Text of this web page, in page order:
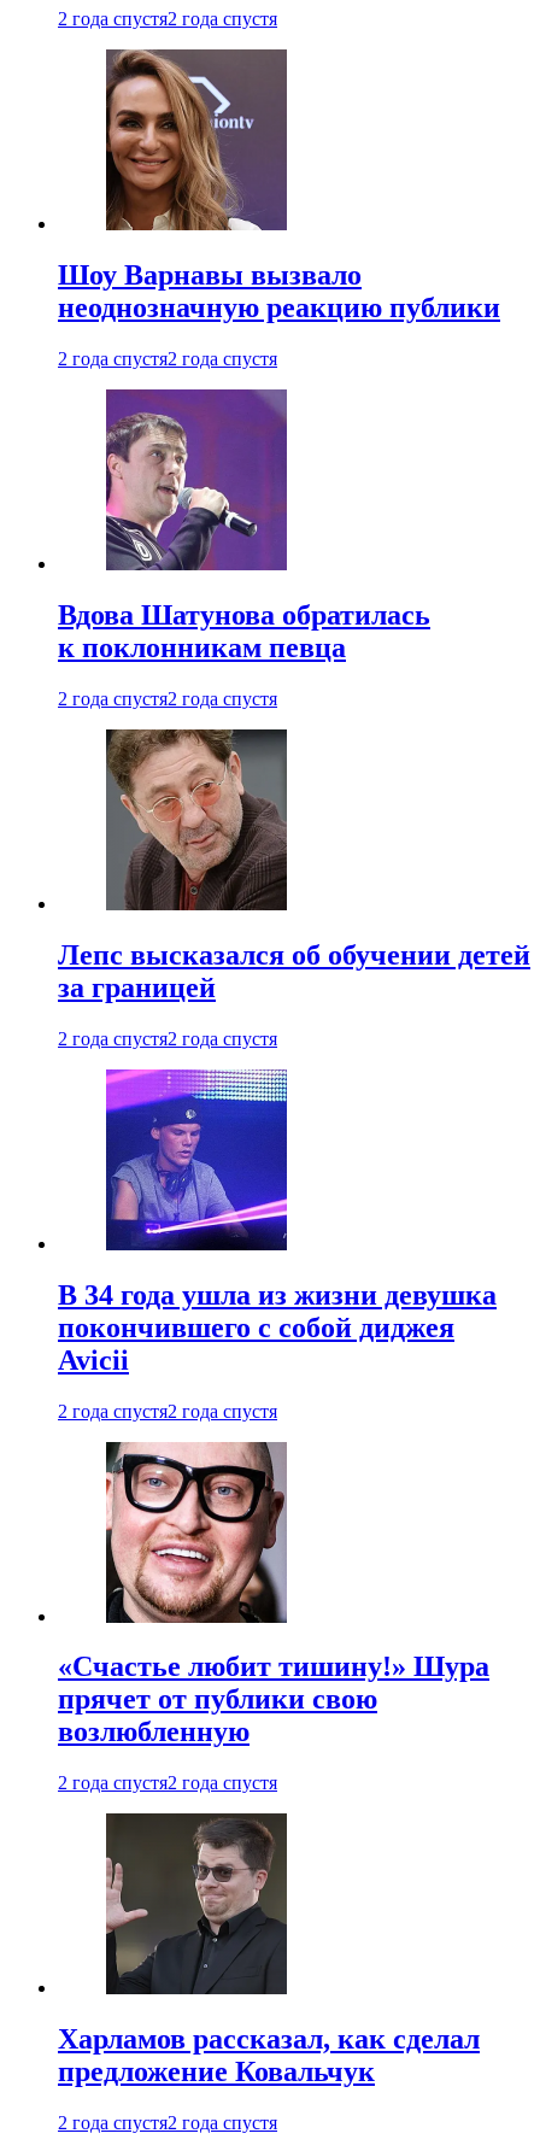
2 года спустя2 года спустя
Шоу Варнавы вызвало
неоднозначную реакцию публики
2 года спустя2 года спустя
Вдова Шатунова обратилась
к поклонникам певца
2 года спустя2 года спустя
Лепс высказался об обучении детей
за границей
2 года спустя2 года спустя
В 34 года ушла из жизни девушка
покончившего с собой диджея
Avicii
2 года спустя2 года спустя
«Счастье любит тишину!» Шура
прячет от публики свою
возлюбленную
2 года спустя2 года спустя
Харламов рассказал, как сделал
предложение Ковальчук
2 года спустя2 года спустя